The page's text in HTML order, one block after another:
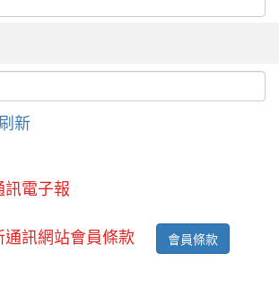
新
電子報
訊網站會員條款
會員條款